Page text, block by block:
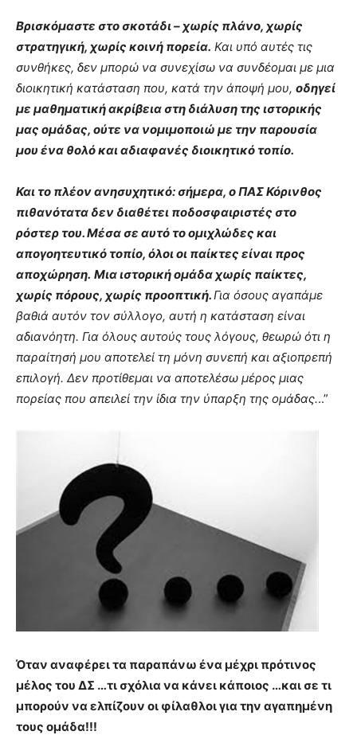
Βρισκόμαστε στο σκοτάδι – χωρίς πλάνο, χωρίς
στρατηγική, χωρίς κοινή πορεία. Και υπό αυτές τις
συνθήκες, δεν μπορώ να συνεχίσω να συνδέομαι με μια
διοικητική κατάσταση που, κατά την άποψή μου, οδηγεί
με μαθηματική ακρίβεια στη διάλυση της ιστορικής
μας ομάδας, ούτε να νομιμοποιώ με την παρουσία
μου ένα θολό και αδιαφανές διοικητικό τοπίο.
Και το πλέον ανησυχητικό: σήμερα, ο ΠΑΣ Κόρινθος
πιθανότατα δεν διαθέτει ποδοσφαιριστές στο
ρόστερ του. Μέσα σε αυτό το ομιχλώδες και
απογοητευτικό τοπίο, όλοι οι παίκτες είναι προς
αποχώρηση. Μια ιστορική ομάδα χωρίς παίκτες,
χωρίς πόρους, χωρίς προοπτική.Για όσους αγαπάμε
βαθιά αυτόν τον σύλλογο, αυτή η κατάσταση είναι
αδιανόητη. Για όλους αυτούς τους λόγους, θεωρώ ότι η
παραίτησή μου αποτελεί τη μόνη συνεπή και αξιοπρεπή
επιλογή. Δεν προτίθεμαι να αποτελέσω μέρος μιας
πορείας που απειλεί την ίδια την ύπαρξη της ομάδας...”
Όταν αναφέρει τα παραπάνω ένα μέχρι πρότινος
μέλος του ΔΣ …τι σχόλια να κάνει κάποιος …και σε τι
μπορούν να ελπίζουν οι φίλαθλοι για την αγαπημένη
τους ομάδα!!!